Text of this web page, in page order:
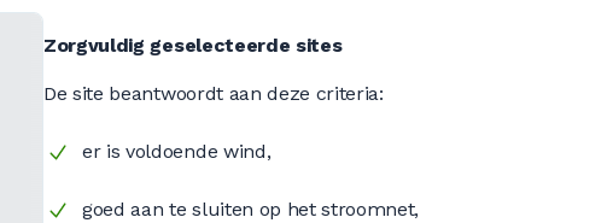
Zorgvuldig geselecteerde sites
De site beantwoordt aan deze criteria:
er is voldoende wind,
goed aan te sluiten op het stroomnet,